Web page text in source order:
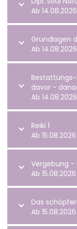
Ab
Grundlagen
Ab
davor -
Ab
Reiki 1
Ab
Vergebung -
Ab
Das
Ab